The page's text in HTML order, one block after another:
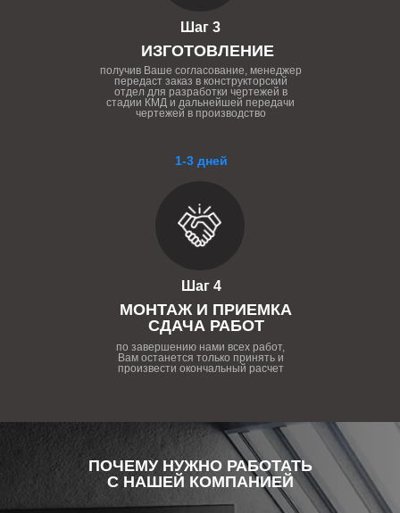
1-3 дней
Шаг 4
МОНТАЖ И ПРИЕМКА
СДАЧА РАБОТ
по завершению нами всех работ,
Вам останется только принять и
произвести окончальный расчет
Шаг 3
ИЗГОТОВЛЕНИЕ
получив Ваше согласование, менеджер
передаст заказ в конструкторский
отдел для разработки чертежей в
стадии КМД и дальнейшей передачи
чертежей в производство
ПОЧЕМУ НУЖНО РАБОТАТЬ
С НАШЕЙ КОМПАНИЕЙ